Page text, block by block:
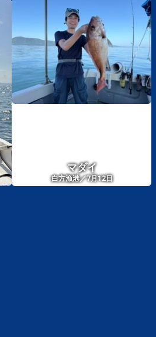
マダイ
白方漁港／7月12日